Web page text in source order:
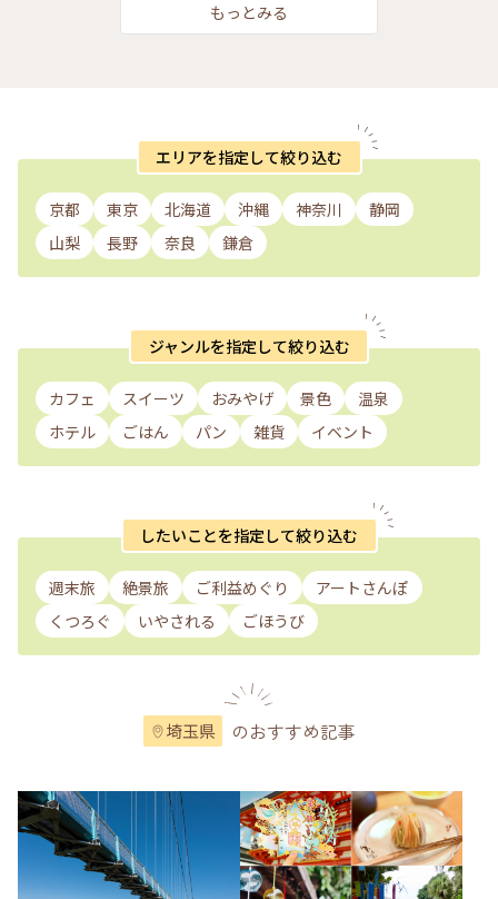
もっとみる
エリアを指定して絞り込む
京都 東京 北海道 沖縄 神奈川
静岡
山梨
長野 奈良 鎌倉
ジャンルを指定して絞り込む
カフェ スイーツ おみやげ 景色
温泉
ホテル
ごはん パン 雑貨 イベント
したいことを指定して絞り込む
週末旅 絶景旅 ご利益めぐり
アートさんぽ
くつろぐ
いやされる ごほうび
埼玉県 のおすすめ記事